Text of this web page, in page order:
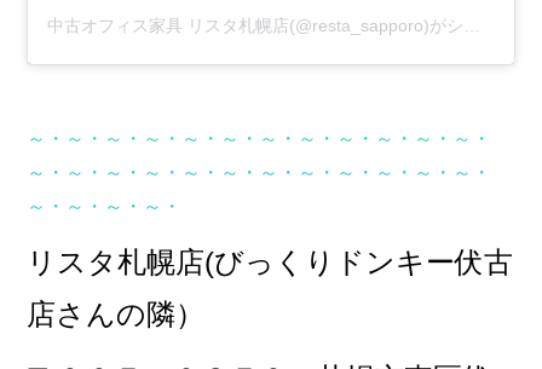
～・～・～・～・～・～・～・～・～・～・～・～・
～・～・～・～・～・～・～・～・～・～・～・～・
～・～・～・～・
リスタ札幌店(びっくりドンキー伏古
店さんの隣）